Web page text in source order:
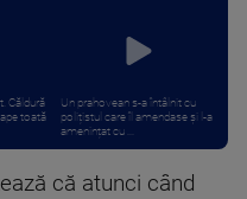
Căldură
toată
Un prahovean s-a întâlnit cu
polițistul care îl amendase și l-a
amenințat cu ...
că atunci când